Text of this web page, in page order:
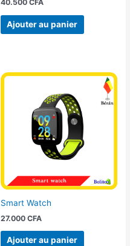
40.500 CFA
Ajouter au panier
Smart Watch
27.000 CFA
Ajouter au panier